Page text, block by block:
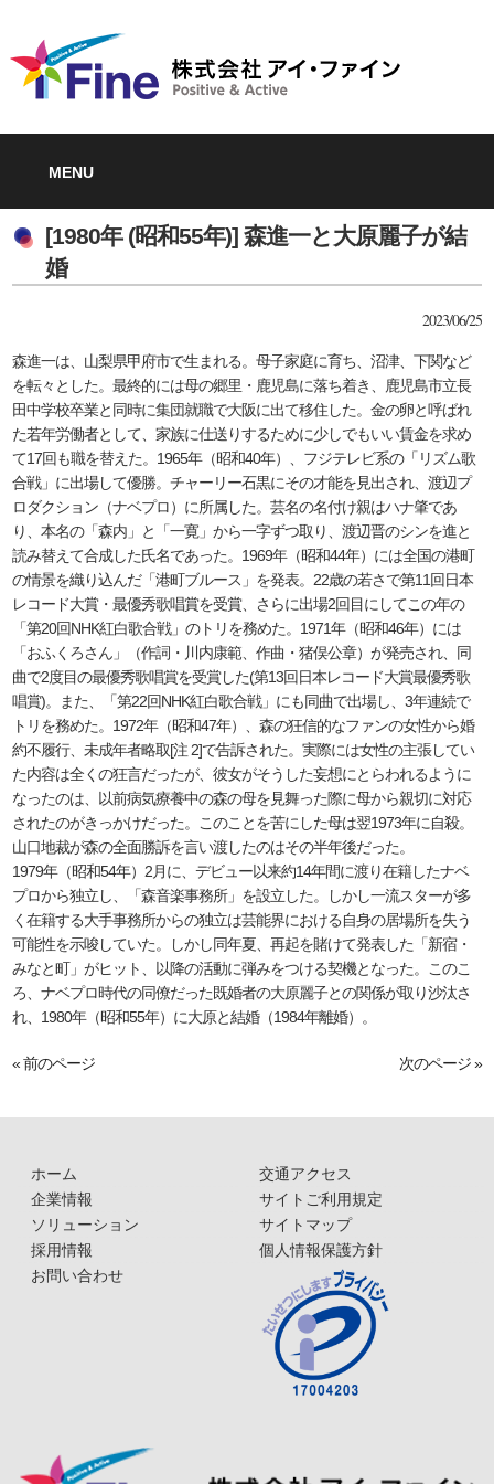
MENU
[1980年 (昭和55年)] 森進一と大原麗子が結
婚
2023/06/25
森進一は、山梨県甲府市で生まれる。母子家庭に育ち、沼津、下関など
を転々とした。最終的には母の郷里・鹿児島に落ち着き、鹿児島市立長
田中学校卒業と同時に集団就職で大阪に出て移住した。金の卵と呼ばれ
た若年労働者として、家族に仕送りするために少しでもいい賃金を求め
て17回も職を替えた。1965年（昭和40年）、フジテレビ系の「リズム歌
合戦」に出場して優勝。チャーリー石黒にその才能を見出され、渡辺プ
ロダクション（ナベプロ）に所属した。芸名の名付け親はハナ肇であ
り、本名の「森内」と「一寛」から一字ずつ取り、渡辺晋のシンを進と
読み替えて合成した氏名であった。1969年（昭和44年）には全国の港町
の情景を織り込んだ「港町ブルース」を発表。22歳の若さで第11回日本
レコード大賞・最優秀歌唱賞を受賞、さらに出場2回目にしてこの年の
「第20回NHK紅白歌合戦」のトリを務めた。1971年（昭和46年）には
「おふくろさん」（作詞・川内康範、作曲・猪俣公章）が発売され、同
曲で2度目の最優秀歌唱賞を受賞した(第13回日本レコード大賞最優秀歌
唱賞)。また、「第22回NHK紅白歌合戦」にも同曲で出場し、3年連続で
トリを務めた。1972年（昭和47年）、森の狂信的なファンの女性から婚
約不履行、未成年者略取[注 2]で告訴された。実際には女性の主張してい
た内容は全くの狂言だったが、彼女がそうした妄想にとらわれるように
なったのは、以前病気療養中の森の母を見舞った際に母から親切に対応
されたのがきっかけだった。このことを苦にした母は翌1973年に自殺。
山口地裁が森の全面勝訴を言い渡したのはその半年後だった。
1979年（昭和54年）2月に、デビュー以来約14年間に渡り在籍したナベ
プロから独立し、「森音楽事務所」を設立した。しかし一流スターが多
く在籍する大手事務所からの独立は芸能界における自身の居場所を失う
可能性を示唆していた。しかし同年夏、再起を賭けて発表した「新宿・
みなと町」がヒット、以降の活動に弾みをつける契機となった。このこ
ろ、ナベプロ時代の同僚だった既婚者の大原麗子との関係が取り沙汰さ
れ、1980年（昭和55年）に大原と結婚（1984年離婚）。
« 前のページ 次のページ »
ホーム
企業情報
ソリューション
採用情報
お問い合わせ
交通アクセス
サイトご利用規定
サイトマップ
個人情報保護方針